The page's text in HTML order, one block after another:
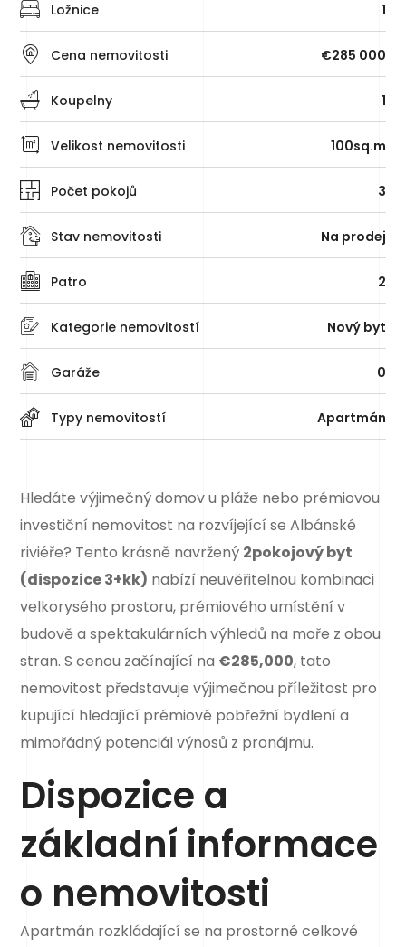
Ložnice 1
Cena nemovitosti €285 000
Koupelny 1
Velikost nemovitosti 100sq.m
Počet pokojů 3
Stav nemovitosti Na prodej
Patro 2
Kategorie nemovitostí Nový byt
Garáže 0
Typy nemovitostí Apartmán
Hledáte výjimečný domov u pláže nebo prémiovou
investiční nemovitost na rozvíjející se Albánské
riviéře? Tento krásně navržený 2pokojový byt
(dispozice 3+kk) nabízí neuvěřitelnou kombinaci
velkorysého prostoru, prémiového umístění v
budově a spektakulárních výhledů na moře z obou
stran. S cenou začínající na €285,000, tato
nemovitost představuje výjimečnou příležitost pro
kupující hledající prémiové pobřežní bydlení a
mimořádný potenciál výnosů z pronájmu.
Dispozice a
základní informace
o nemovitosti
Apartmán rozkládající se na prostorné celkové